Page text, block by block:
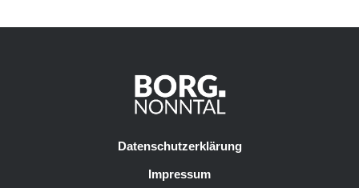
Datenschutzerklärung
Impressum